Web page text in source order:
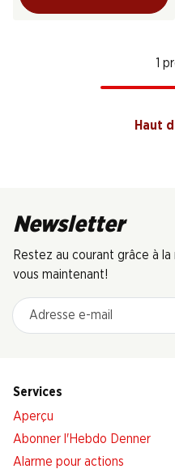
1
Haut
Newsletter
Restez au courant grâce à
vous maintenant!
Adresse e-mail
Services
Aperçu
Abonner l'Hebdo Denner
Alarme pour actions